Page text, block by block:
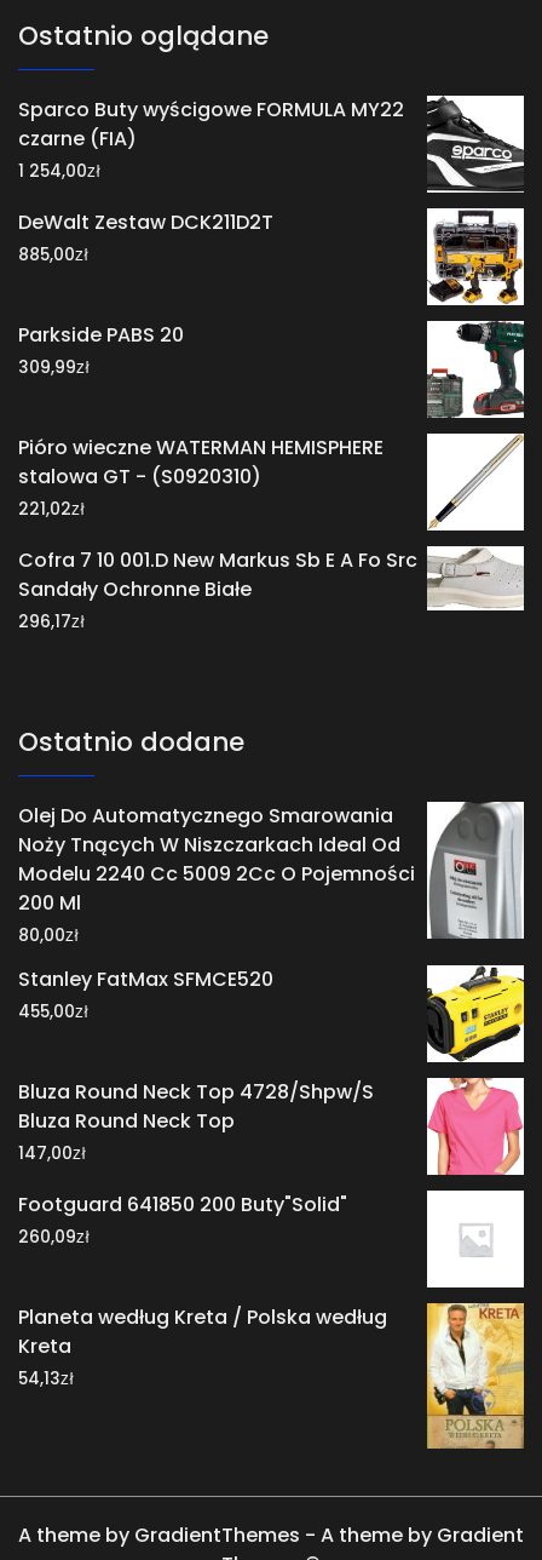
Ostatnio oglądane
Sparco Buty wyścigowe FORMULA MY22
czarne (FIA)
1 254,00zł
DeWalt Zestaw DCK211D2T
885,00zł
Parkside PABS 20
309,99zł
Pióro wieczne WATERMAN HEMISPHERE
stalowa GT - (S0920310)
221,02zł
Cofra 7 10 001.D New Markus Sb E A Fo Src
Sandały Ochronne Białe
296,17zł
Ostatnio dodane
Olej Do Automatycznego Smarowania
Noży Tnących W Niszczarkach Ideal Od
Modelu 2240 Cc 5009 2Cc O Pojemności
200 Ml
80,00zł
Stanley FatMax SFMCE520
455,00zł
Bluza Round Neck Top 4728/Shpw/S
Bluza Round Neck Top
147,00zł
Footguard 641850 200 Buty"Solid"
260,09zł
Planeta według Kreta / Polska według
Kreta
54,13zł
A theme by GradientThemes - A theme by Gradient